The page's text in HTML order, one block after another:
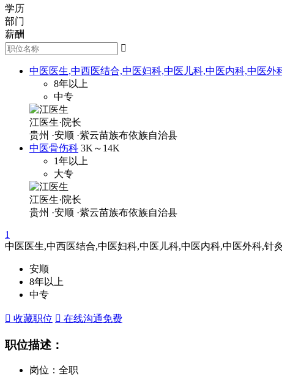
学历
部门
薪酬

中医医生,中西医结合,中医妇科,中医儿科,中医内科,中医
8年以上
中专
江医生·院长
贵州 ·安顺 ·紫云苗族布依族自治县
中医骨伤科 3K～14K
1年以上
大专
江医生·院长
贵州 ·安顺 ·紫云苗族布依族自治县
1
中医医生,中西医结合,中医妇科,中医儿科,中医内科,中医外科,针
安顺
8年以上
中专
 收藏职位  在线沟通免费
职位描述：
岗位：全职